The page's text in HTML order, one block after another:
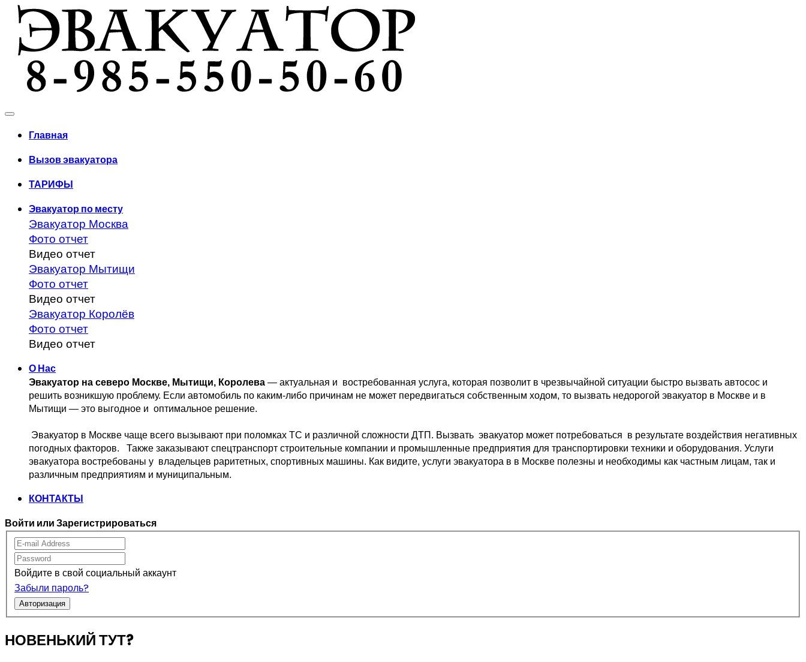
Главная
Вызов эвакуатора
ТАРИФЫ
Эвакуатор по месту
Эвакуатор Москва
Фото отчет
Видео отчет
Эвакуатор Мытищи
Фото отчет
Видео отчет
Эвакуатор Королёв
Фото отчет
Видео отчет
О Нас
Эвакуатор на северо Москве, Мытищи, Королева — актуальная и востребованная услуга, которая позволит в чрезвычайной ситуации быстро вызвать автосос и
решить возникшую проблему. Если автомобиль по каким-либо причинам не может передвигаться собственным ходом, то вызвать недорогой эвакуатор в Москве и в
Мытищи — это выгодное и оптимальное решение.
Эвакуатор в Москве чаще всего вызывают при поломках ТС и различной сложности ДТП. Вызвать  эвакуатор может потребоваться  в результате воздействия негативных
погодных факторов.   Также заказывают спецтранспорт строительные компании и промышленные предприятия для транспортировки техники и оборудования. Услуги
эвакуатора востребованы у  владельцев раритетных, спортивных машины. Как видите, услуги эвакуатора в в Москве полезны и необходимы как частным лицам, так и
различным предприятиям и муниципальным.
КОНТАКТЫ
Войти или Зарегистрироваться
Войдите в свой социальный аккаунт
Забыли пароль?
Авторизация
НОВЕНЬКИЙ ТУТ?